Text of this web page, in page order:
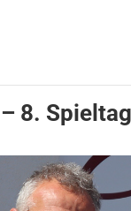
8. Spieltag